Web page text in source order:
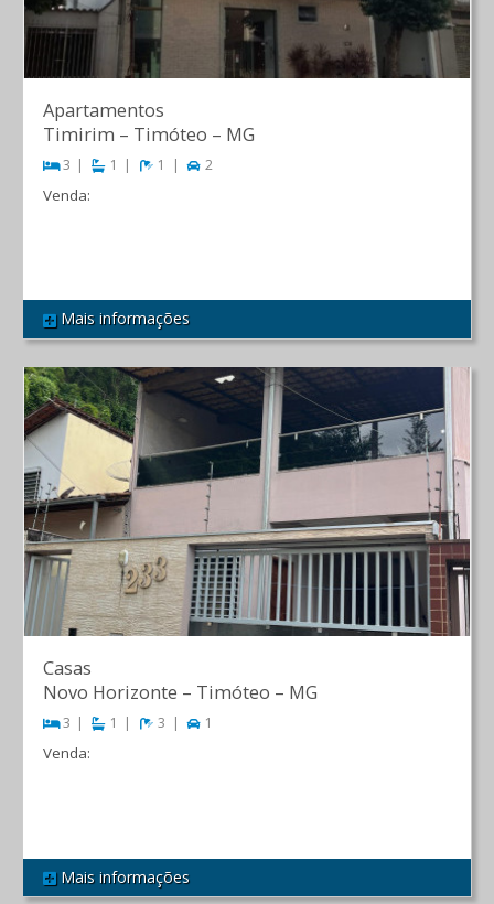
REF 288
Apartamentos
Timirim – Timóteo – MG
3 1 1 2
Venda:
Mais informações
REF 584
Casas
Novo Horizonte – Timóteo – MG
3 1 3 1
Venda:
Mais informações